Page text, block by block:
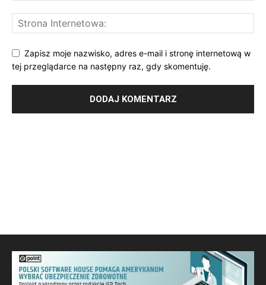
Zapisz moje nazwisko, adres e-mail i stronę internetową w
tej przeglądarce na następny raz, gdy skomentuję.